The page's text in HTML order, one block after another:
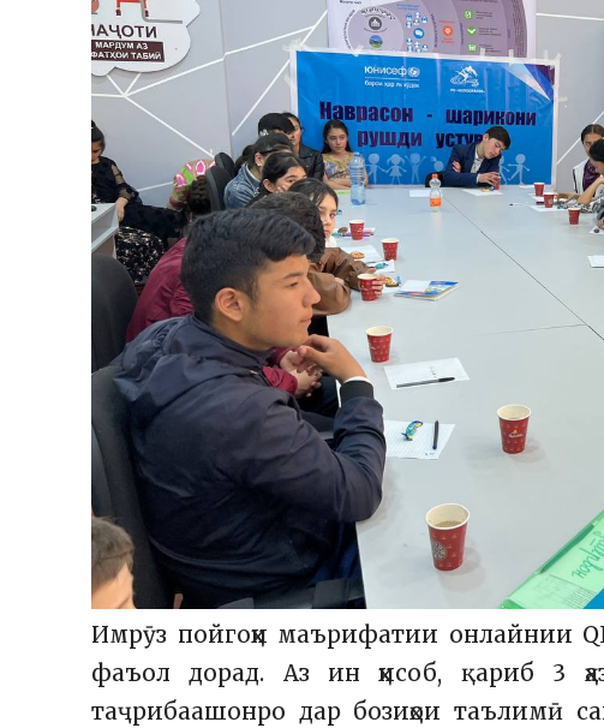
Имрӯз пойгоҳи маърифатии онлайнии
фаъол дорад. Аз ин ҳисоб, қариб 3
таҷрибаашонро дар бозиҳои таълимӣ